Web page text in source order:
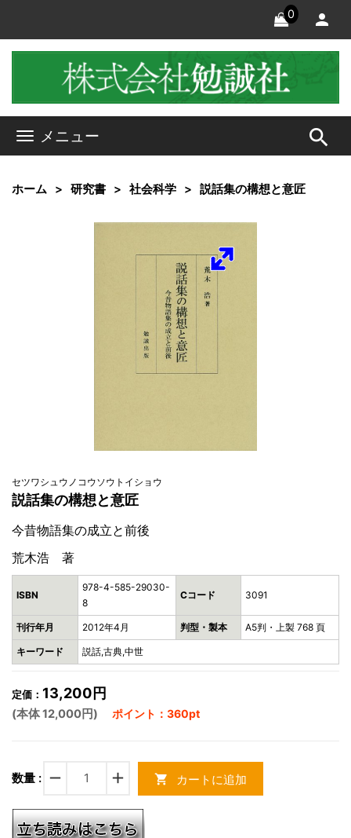
0
メニュー search
ホーム 研究書 社会科学 説話集の構想と意匠
セツワシュウノコウソウトイショウ
説話集の構想と意匠
今昔物語集の成立と前後
荒木浩 著
ISBN
978-4-585-29030-
8
Cコード 3091
刊行年月 2012年4月 判型・製本 A5判・上製 768 頁
キーワード 説話,古典,中世
定価： 13,200円
(本体 12,000円) ポイント：360pt
数量 : remove add shopping_cart カートに追加